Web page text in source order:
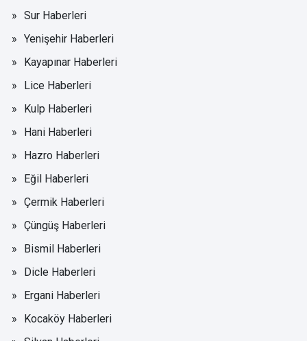
Sur Haberleri
Yenişehir Haberleri
Kayapınar Haberleri
Lice Haberleri
Kulp Haberleri
Hani Haberleri
Hazro Haberleri
Eğil Haberleri
Çermik Haberleri
Çüngüş Haberleri
Bismil Haberleri
Dicle Haberleri
Ergani Haberleri
Kocaköy Haberleri